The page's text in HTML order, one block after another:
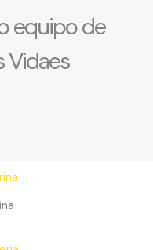
equipo de
Vidaes